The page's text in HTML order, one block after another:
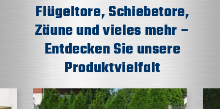
Flügeltore, Schiebetore,
Zäune und vieles mehr –
Entdecken Sie unsere
Produktvielfalt